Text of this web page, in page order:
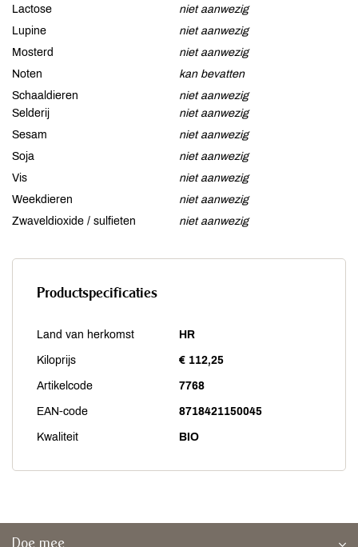
Lactose
niet aanwezig
Lupine
niet aanwezig
Mosterd
niet aanwezig
Noten
kan bevatten
Schaaldieren
niet aanwezig
Selderij
niet aanwezig
Sesam
niet aanwezig
Soja
niet aanwezig
Vis
niet aanwezig
Weekdieren
niet aanwezig
Zwaveldioxide / sulfieten
niet aanwezig
Productspecificaties
Land van herkomst HR
Kiloprijs € 112,25
Artikelcode 7768
EAN-code 8718421150045
Kwaliteit BIO
Doe mee